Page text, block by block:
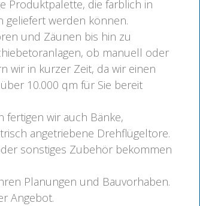
Produktpalette, die farblich in
geliefert werden können.
und Zäunen bis hin zu
ob manuell oder
wir in kurzer Zeit, da wir einen
10.000 qm für Sie bereit
wir auch Bänke,
angetriebene Drehflügeltore.
sonstiges Zubehör bekommen
Planungen und Bauvorhaben.
Angebot.